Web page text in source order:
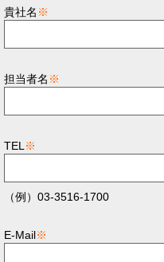
貴社名 ※
担当者名 ※
TEL ※
（例）03-3516-1700
E-Mail※